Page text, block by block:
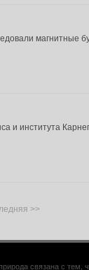
магнитные
и института
>>
связана с тем,